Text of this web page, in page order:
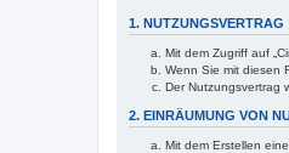
1. NUTZUNGSVERTRAG
Mit dem Zugriff auf
Wenn Sie mit diesen
Der Nutzungsvertrag
2. EINRÄUMUNG VON
Mit dem Erstellen